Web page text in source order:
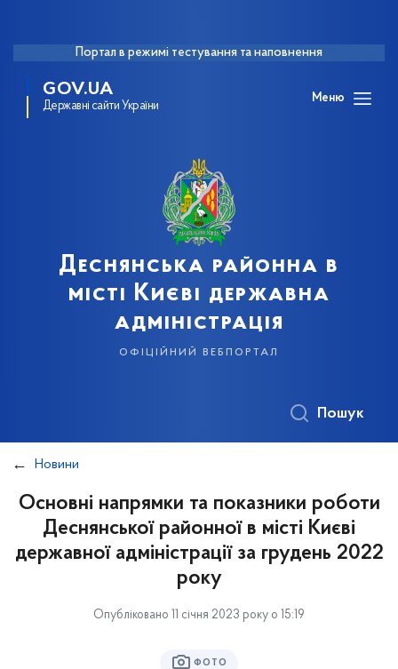
Портал в режимі тестування та наповнення
GOV.UA
Державні сайти України
Меню
Деснянська районна в
місті Києві державна
адміністрація
офіційний вебпортал
Пошук
Новини
Основні напрямки та показники роботи
Деснянської районної в місті Києві
державної адміністрації за грудень 2022
року
Опубліковано 11 січня 2023 року о 15:19
ФОТО